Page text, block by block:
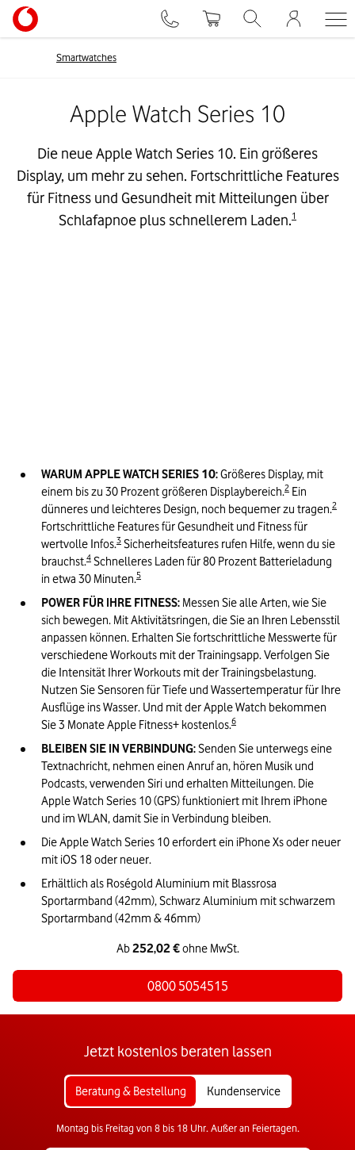
Smartwatches
Apple Watch Series 10
Die neue Apple Watch Series 10. Ein größeres
Display, um mehr zu sehen. Fortschrittliche Features
für Fitness und Gesundheit mit Mitteilungen über
Schlafapnoe plus schnellerem Laden.1
WARUM APPLE WATCH SERIES 10:Größeres Display, mit
einem bis zu 30 Prozent größeren Displaybereich.2 Ein
dünneres und leichteres Design, noch bequemer zu tragen.2
Fortschrittliche Features für Gesundheit und Fitness für
wertvolle Infos.3 Sicherheitsfeatures rufen Hilfe, wenn du sie
brauchst.4 Schnelleres Laden für 80 Prozent Batterieladung
in etwa 30 Minuten.5
POWER FÜR IHRE FITNESS: Messen Sie alle Arten, wie Sie
sich bewegen. Mit Aktivitätsringen, die Sie an Ihren Lebensstil
anpassen können. Erhalten Sie fortschrittliche Messwerte für
verschiedene Workouts mit der Trainingsapp. Verfolgen Sie
die Intensität Ihrer Workouts mit der Trainingsbelastung.
Nutzen Sie Sensoren für Tiefe und Wassertemperatur für Ihre
Ausflüge ins Wasser. Und mit der Apple Watch bekommen
Sie 3 Monate Apple Fitness+ kostenlos.6
BLEIBEN SIE IN VERBINDUNG:Senden Sie unterwegs eine
Textnachricht, nehmen einen Anruf an, hören Musik und
Podcasts, verwenden Siri und erhalten Mitteilungen. Die
Apple Watch Series 10 (GPS) funktioniert mit Ihrem iPhone
und im WLAN, damit Sie in Verbindung bleiben.
Die Apple Watch Series 10 erfordert ein iPhone Xs oder neuer
mit iOS 18 oder neuer.
Erhältlich als Roségold Aluminium mit Blassrosa
Sportarmband (42mm), Schwarz Aluminium mit schwarzem
Sportarmband (42mm & 46mm)
Ab 252,02€ ohne MwSt.
0800 5054515
Jetzt kostenlos beraten lassen
Beratung & Bestellung Kundenservice
Montag bis Freitag von 8 bis 18 Uhr. Außer an Feiertagen.